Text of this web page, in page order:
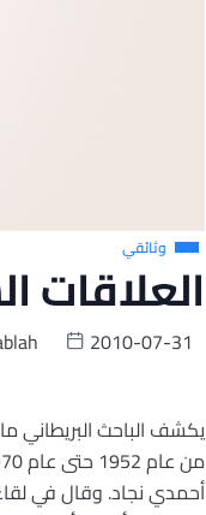
وثائقي
العلاقات
2010-07-31
يكشف الباحث البريطاني
أحمدي نجاد. وقال في